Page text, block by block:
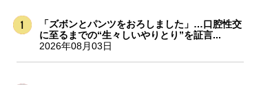
「ズボンとパンツをおろしました」…口腔性交
に至るまでの“生々しいやりとり”を証言...
2026年08月03日